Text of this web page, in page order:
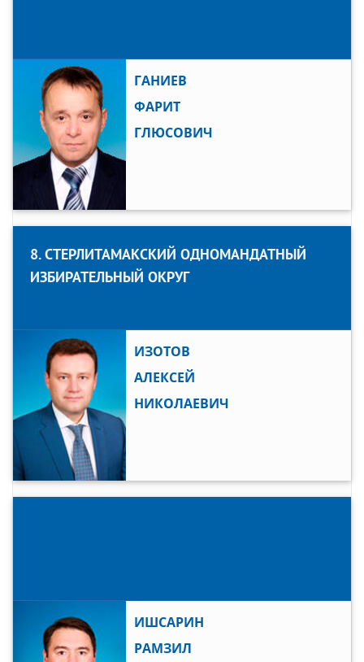
ГАНИЕВ
ФАРИТ
ГЛЮСОВИЧ
8. СТЕРЛИТАМАКСКИЙ ОДНОМАНДАТНЫЙ
ИЗБИРАТЕЛЬНЫЙ ОКРУГ
ИЗОТОВ
АЛЕКСЕЙ
НИКОЛАЕВИЧ
ИШСАРИН
РАМЗИЛ